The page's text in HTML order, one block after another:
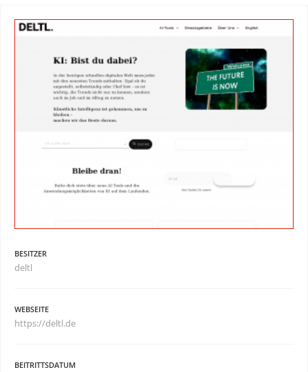
BESITZER
deltl
WEBSEITE
https://deltl.de
BEITRITTSDATUM